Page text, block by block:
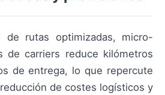
de rutas optimizadas, micro-
de carriers reduce kilómetros
de entrega, lo que repercute
de costes logísticos y